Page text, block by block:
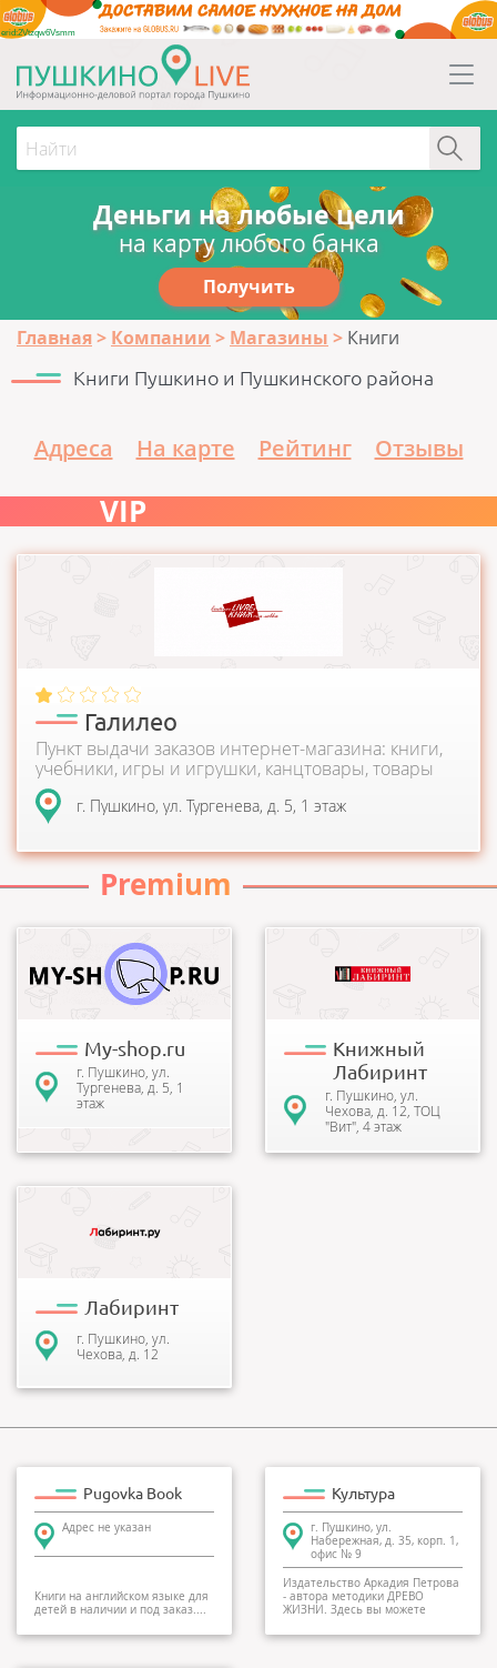
erid:2Vtzqw6Vsmm
Деньги на любые цели
на карту любого банка
Получить
Главная Компании Магазины Книги
Книги Пушкино и Пушкинского района
Адреса На карте Рейтинг Отзывы
VIP
тысяч книг на любой вкус: от художественной...
Галилео
Пункт выдачи заказов интернет-магазина: книги,
учебники, игры и игрушки, канцтовары, товары
для хобби и отдыха
г. Пушкино, ул. Тургенева, д. 5, 1 этаж
Premium
My-shop.ru предлагает
книги, учебники, игры и
игрушки, канцтовары,
товары для хобби и отдыха
My-shop.ru
г. Пушкино, ул.
Тургенева, д. 5, 1
этаж
широкий ассортимент книг
всех жанров и
Книжный
Лабиринт
г. Пушкино, ул.
Чехова, д. 12, ТОЦ
"Вит", 4 этаж
рамках книготоргового и
Лабиринт
г. Пушкино, ул.
Чехова, д. 12
Pugovka Book
Адрес не указан
Книги на английском языке для
детей в наличии и под заказ....
Культура
г. Пушкино, ул.
Набережная, д. 35, корп. 1,
офис № 9
Издательство Аркадия Петрова
- автора методики ДРЕВО
ЖИЗНИ. Здесь вы можете